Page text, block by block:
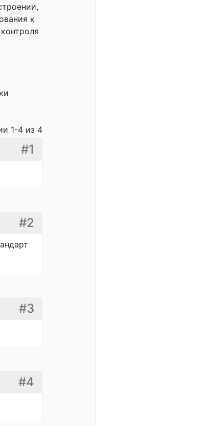
к
1-4 из 4
#1
#2
#3
#4